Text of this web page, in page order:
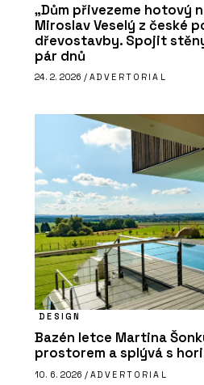
„Dům přivezeme hotový
Miroslav Veselý z české
dřevostavby. Spojit
pár dnů
24. 2. 2026 / ADVERTORIAL
DESIGN
Bazén letce Martina
prostorem a splývá s
10. 6. 2026 / ADVERTORIAL